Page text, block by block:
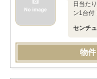
日当た
ン1台付
センチ
物